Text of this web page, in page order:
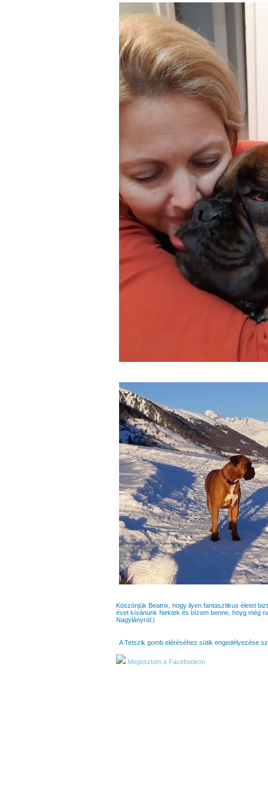
Köszönjük Beatrix, hogy ilyen fantasztikus életet
évet kívánunk Nektek és bízom benne, hoyg még
Nagylányról:)
A Tetszik gomb eléréséhez sütik engedélyezése
Megosztom a Facebookon